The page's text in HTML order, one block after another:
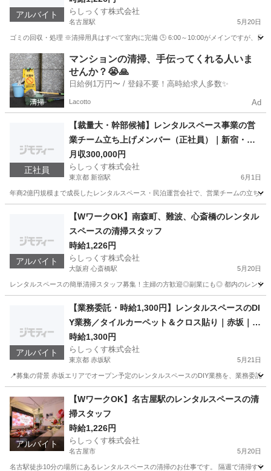
アルバイト らしっくす株式会社
名古屋駅 5月20日
ゴミの回収・処理 ※清掃用具はすべて室内に完備 🕒 6:00～10:00がメインですが、日
愛知 名古屋市 名古屋駅 その他 スタッフ
マンションの清掃、手伝ってくれる人いま
せんか？😭🙏
日給例1万円〜 / 登録不要！高時給求人多数✨
Lacotto Ad
正社員
【裁量大・幹部候補】レンタルスペース事業の営
業チーム立ち上げメンバー（正社員）｜新宿・月
給30万円〜
月収300,000円
らしっくす株式会社
東京都 新宿駅 6月1日
年商2億円規模まで成長したレンタルスペース・民泊運営会社で、営業チームの立ち
営業 未経験
アルバイト
【WワークOK】南森町、難波、心斎橋のレンタル
スペースの清掃スタッフ
時給1,226円
らしっくす株式会社
大阪府 心斎橋駅 5月20日
レンタルスペースの簡単清掃スタッフ募集！主婦の方歓迎◎副業にも◎ 都内のレンタ
心斎橋駅 その他 スタッフ
アルバイト
【業務委託・時給1,300円】レンタルスペースのDI
Y業務／タイルカーペット＆クロス貼り｜赤坂｜未
経験OK・継続案件あり
時給1,300円
らしっくす株式会社
東京都 赤坂駅 5月21日
📍募集の背景 赤坂エリアでオープン予定のレンタルスペースのDIY業務を、業務委託
赤坂駅 軽作業 時給
アルバイト
【WワークOK】名古屋駅のレンタルスペースの清
掃スタッフ
時給1,226円
らしっくす株式会社
名古屋市 5月20日
名古駅徒歩10分の場所にあるレンタルスペースの清掃のお仕事です。 隔週で清掃す